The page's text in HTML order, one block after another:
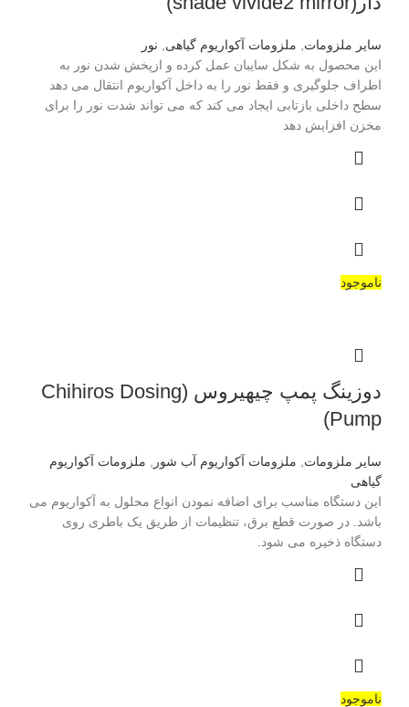
سایر ملزومات ملزومات آکواریوم گیاهی
نور
این محصول به شکل سایبان عمل کرده و ازپخش شدن نور به
اطراف جلوگیری و فقط نور را به داخل آکواریوم انتقال می دهد
سطح داخلی بازتابی ایجاد می کند که می تواند شدت نور را برای
مخزن افزایش دهد
ناموجود
دوزینگ پمپ چیهیروس (Chihiros Dosing
Pump)
سایر ملزومات ملزومات آکواریوم آب شور
ملزومات آکواریوم
گیاهی
این دستگاه مناسب برای اضافه نمودن انواع محلول به آکواریوم می
باشد. در صورت قطع برق، تنظیمات از طریق یک باطری روی
دستگاه ذخیره می شود.
ناموجود